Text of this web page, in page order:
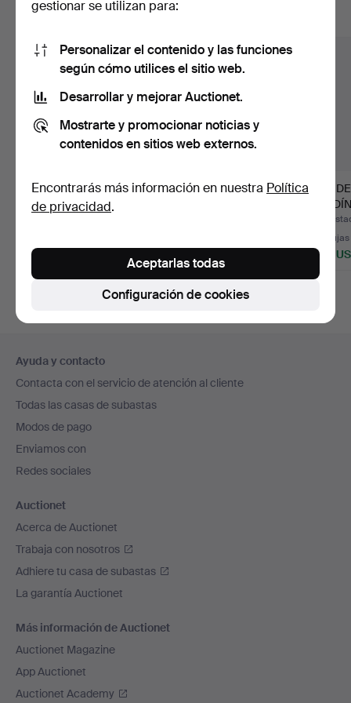
TUMBONA DE JARDÍN
«CAPTAIN SEAT» DE 2
736 USD
GRUPO DE
PAR
39 pujas
469
en
el
pie
de
página
Ayuda y contacto
Contacta con el servicio de atención al cliente
Todas las casas de subastas
Modos de pago
Enviamos con
Redes sociales
Auctionet
Acerca de Auctionet
Trabaja con nosotros
Adhiere tu casa de subastas
La garantía Auctionet
Más información de Auctionet
Auctionet Magazine
App Auctionet
Auctionet Academy
gestionar se utilizan para:
Personalizar el contenido y las funciones
según cómo utilices el sitio web.
Desarrollar y mejorar Auctionet.
Mostrarte y promocionar noticias y
contenidos en sitios web externos.
Encontrarás más información en nuestra Política
de privacidad.
Configuración de cookies
Aceptarlas todas